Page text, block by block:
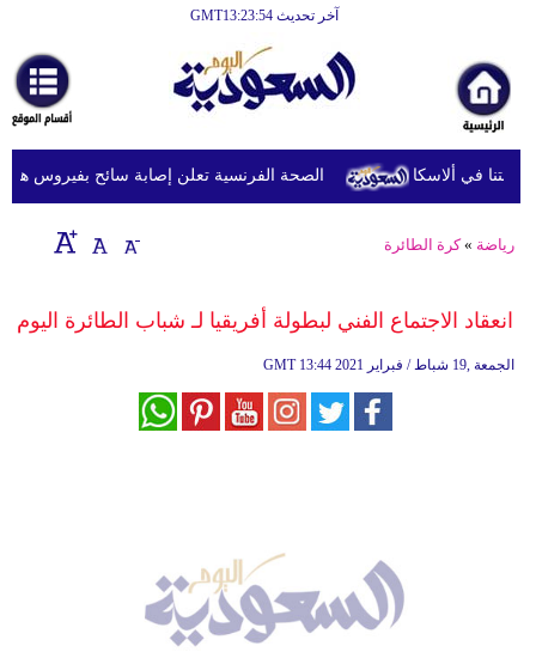
آخر تحديث GMT13:23:54
أخبارعاجلة
رياضة
ثقافة
إقتصاد
وموسيقى
الصحة الفرنسية تعلن إصابة سائح بفيروس هانتا
رياضة »كرة الطائرة
انعقاد الاجتماع الفني لبطولة أفريقيا لـ شباب الطائرة اليوم
GMT 13:44 2021 الجمعة ,19 شباط / فبراير